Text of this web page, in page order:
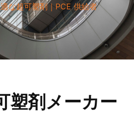
な超可塑剤｜PCE 供給者
塑剤メーカー